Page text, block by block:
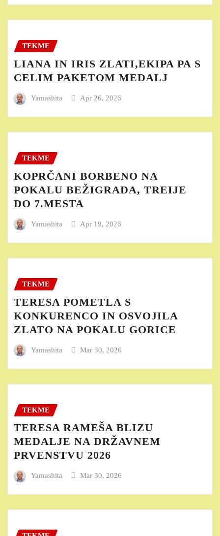
TEKME
LIANA IN IRIS ZLATI,EKIPA PA S
CELIM PAKETOM MEDALJ
Yamashita Apr 26, 2026
TEKME
KOPRČANI BORBENO NA
POKALU BEŽIGRADA, TREIJE
DO 7.MESTA
Yamashita Apr 19, 2026
TEKME
TERESA POMETLA S
KONKURENCO IN OSVOJILA
ZLATO NA POKALU GORICE
Yamashita Mar 30, 2026
TEKME
TERESA RAMEŠA BLIZU
MEDALJE NA DRŽAVNEM
PRVENSTVU 2026
Yamashita Mar 30, 2026